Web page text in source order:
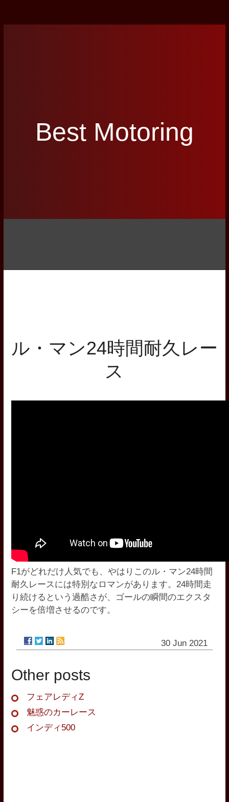
Best Motoring
ル・マン24時間耐久レー
ス
F1がどれだけ人気でも、やはりこのル・マン24時間
耐久レースには特別なロマンがあります。24時間走
り続けるという過酷さが、ゴールの瞬間のエクスタ
シーを倍増させるのです。
30 Jun 2021
Other posts
フェアレディZ
魅惑のカーレース
インディ500